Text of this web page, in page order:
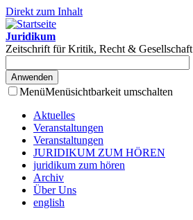
Direkt zum Inhalt
Juridikum
Zeitschrift für Kritik, Recht & Gesellschaft
MenüMenüsichtbarkeit umschalten
Aktuelles
Veranstaltungen
Veranstaltungen
JURIDIKUM ZUM HÖREN
juridikum zum hören
Archiv
Über Uns
english